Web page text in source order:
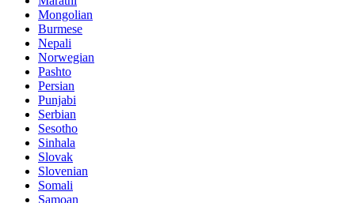
Mongolian
Burmese
Nepali
Norwegian
Pashto
Persian
Punjabi
Serbian
Sesotho
Sinhala
Slovak
Slovenian
Somali
Samoan